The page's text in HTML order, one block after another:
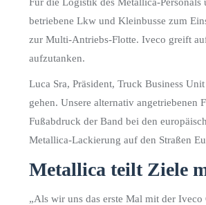
betriebene Lkw und Kleinbusse zum
zur Multi-Antriebs-Flotte. Iveco greift
aufzutanken.
Luca Sra, Präsident, Truck Business
gehen. Unsere alternativ angetriebenen
Fußabdruck der Band bei den
Metallica-Lackierung auf den Straßen
Metallica teilt Ziele
„Als wir uns das erste Mal mit der